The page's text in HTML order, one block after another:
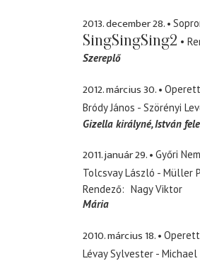
2013. december 28.
SingSingSing2
Szereplő
2012. március 30.
Bródy János - Szörényi
Gizella királyné István
2011. január 29.
Győri
Tolcsvay László - Müller
Rendező
Nagy Viktor
Mária
2010. március 18.
Lévay Sylvester - Michael